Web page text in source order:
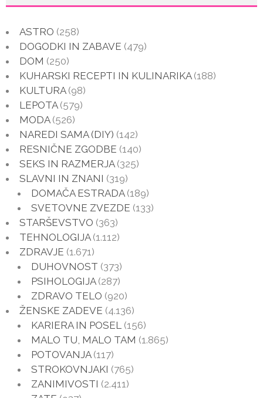
ASTRO (258)
DOGODKI IN ZABAVE (479)
DOM (250)
KUHARSKI RECEPTI IN KULINARIKA(188)
KULTURA(98)
LEPOTA(579)
MODA(526)
NAREDI SAMA (DIY) (142)
RESNIČNE ZGODBE (140)
SEKS IN RAZMERJA(325)
SLAVNI IN ZNANI (319)
DOMAČA ESTRADA(189)
SVETOVNE ZVEZDE (133)
STARŠEVSTVO (363)
TEHNOLOGIJA(1.112)
ZDRAVJE (1.671)
DUHOVNOST (373)
PSIHOLOGIJA(287)
ZDRAVO TELO (920)
ŽENSKE ZADEVE (4.136)
KARIERA IN POSEL (156)
MALO TU, MALO TAM (1.865)
POTOVANJA(117)
STROKOVNJAKI (765)
ZANIMIVOSTI (2.411)